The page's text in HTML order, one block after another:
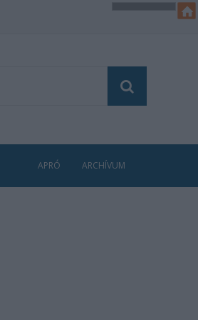
APRÓ ARCHÍVUM